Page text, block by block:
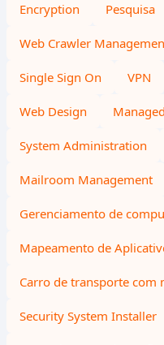
Encryption Pesquisa
Web Crawler
Single Sign On VPN
Web Design
System Administration
Mailroom Management
Gerenciamento de
Mapeamento de
Carro de transporte com
Security System Installer